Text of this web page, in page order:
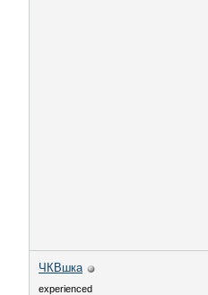
ЧКВшка
experienced